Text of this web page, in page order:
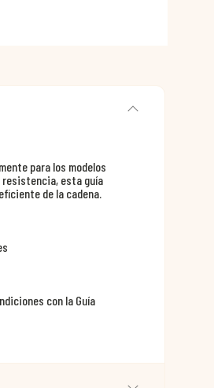
para los modelos
resistencia, esta guía
de la cadena.
con la Guía